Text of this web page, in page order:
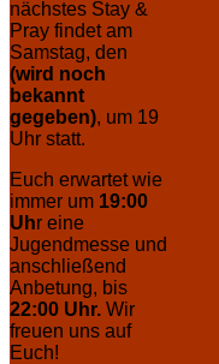
nächstes Stay &
Pray findet am
Samstag, den
(wird noch
bekannt
gegeben), um 19
Uhr statt.
Euch erwartet wie
immer um 19:00
Uhr eine
Jugendmesse und
anschließend
Anbetung, bis
22:00 Uhr. Wir
freuen uns auf
Euch!